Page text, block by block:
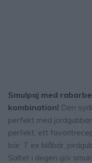
Smulpaj med
kombination! Den
perfekt med
perfekt, ett
bär. T ex blåbär,
Saltet i degen gör